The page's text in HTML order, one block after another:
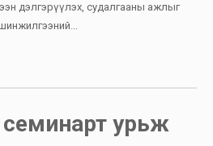
дэлгэрүүлэх, судалгааны ажлыг
урьж